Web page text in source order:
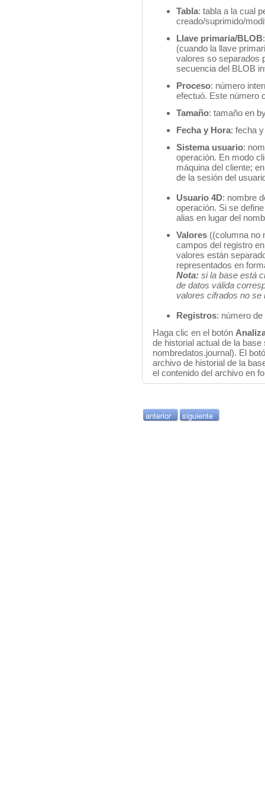
Tabla: tabla a la cual
creado/suprimido/
Llave primaria/BLOB
(cuando la llave
valores so separados
secuencia del BLOB
Proceso: número
efectuó. Este número
Tamaño: tamaño en
Fecha y Hora: fecha
Sistema usuario:
operación. En modo
máquina del cliente;
de la sesión del
Usuario 4D: nombre
operación. Si se
alias en lugar del
Valores ((columna no
campos del registro
valores están
representados en
Nota: si la base está
de datos válida
valores cifrados no
Registros: número
Haga clic en el botón
de historial actual de la
nombredatos.journal). El
archivo de historial de la
el contenido del archivo en
anterior siguiente